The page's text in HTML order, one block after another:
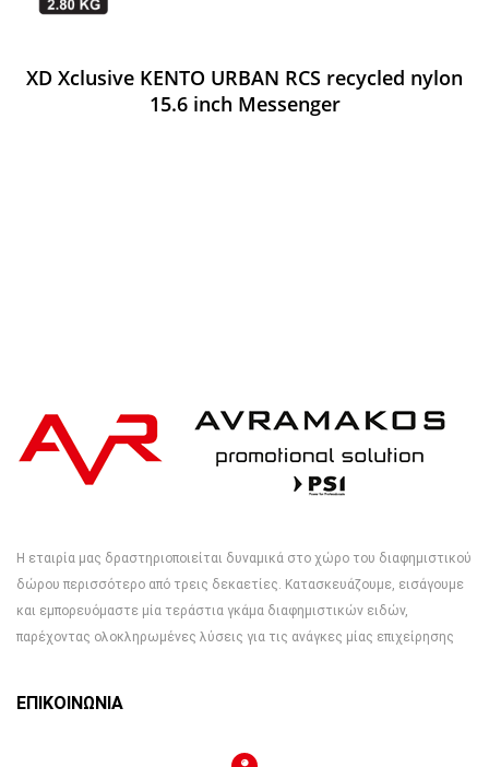
XD Xclusive KENTO URBAN RCS recycled nylon
15.6 inch Messenger
Η εταιρία μας δραστηριοποιείται δυναμικά στο χώρο του διαφημιστικού
δώρου περισσότερο από τρεις δεκαετίες. Κατασκευάζουμε, εισάγουμε
και εμπορευόμαστε μία τεράστια γκάμα διαφημιστικών ειδών,
παρέχοντας ολοκληρωμένες λύσεις για τις ανάγκες μίας επιχείρησης
ΕΠΙΚΟΙΝΩΝΙΑ